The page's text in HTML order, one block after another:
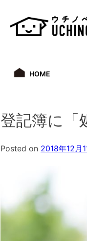
HOME
登記簿に「
Posted on 2018年12月